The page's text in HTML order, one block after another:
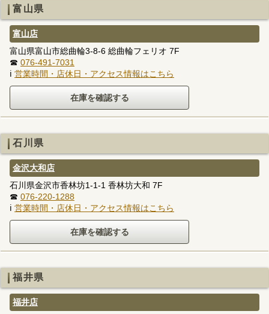
富山県
富山店
富山県富山市総曲輪3-8-6 総曲輪フェリオ 7F
☎ 076-491-7031
ℹ 営業時間・店休日・アクセス情報はこちら
石川県
金沢大和店
石川県金沢市香林坊1-1-1 香林坊大和 7F
☎ 076-220-1288
ℹ 営業時間・店休日・アクセス情報はこちら
福井県
福井店